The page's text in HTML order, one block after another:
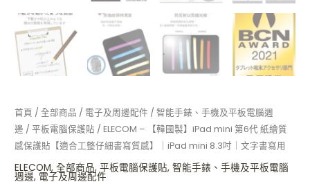
首頁 /全部商品 / 電子及周邊配件 /智能手錶、手機及平板電腦週
邊 /平板電腦保護貼 / ELECOM – 【韓國製】iPad mini 第6代 紙繪質
感保護貼【適合工整仔細書寫質感】｜iPad mini 8.3吋｜文字書寫用
ELECOM,全部商品,平板電腦保護貼,智能手錶、手機及平板電腦
週邊, 電子及周邊配件
書
寫
質
｜
iPad
mini
吋